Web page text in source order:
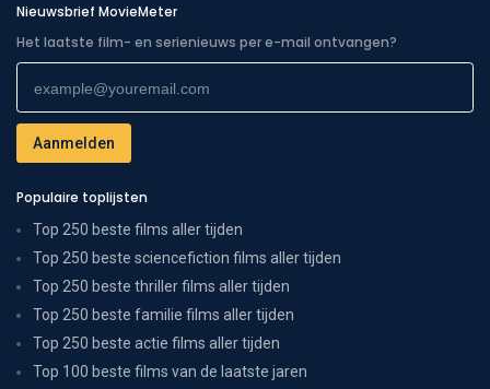
Nieuwsbrief MovieMeter
Het laatste film- en serienieuws per e-mail ontvangen?
Populaire toplijsten
Top 250 beste films aller tijden
Top 250 beste sciencefiction films aller tijden
Top 250 beste thriller films aller tijden
Top 250 beste familie films aller tijden
Top 250 beste actie films aller tijden
Top 100 beste films van de laatste jaren